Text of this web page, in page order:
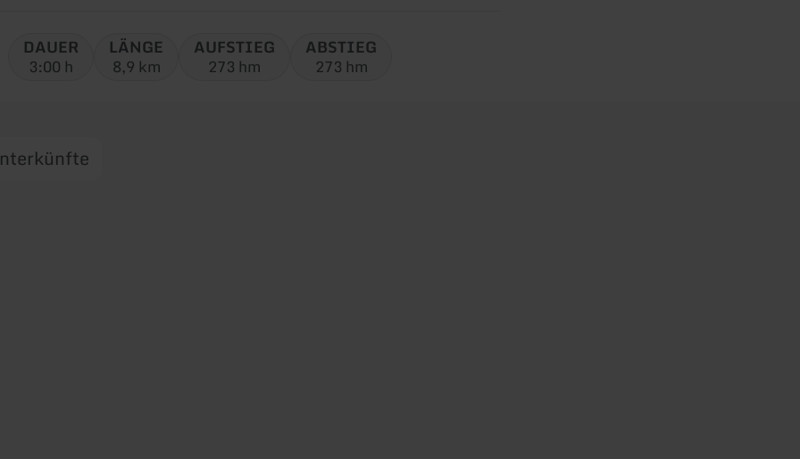
Tour:
DAUER
3:00 h
LÄNGE
8,9 km
AUFSTIEG
273 hm
ABSTIEG
273 hm